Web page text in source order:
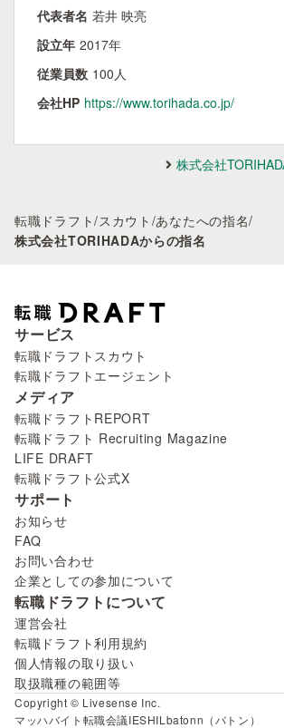
代表者名 若井 映亮
設立年 2017年
従業員数 100人
会社HP https://www.torihada.co.jp/
株式会社
転職ドラフト/スカウト /あなたへの指名/
株式会社TORIHADAからの指名
サービス
転職ドラフトスカウト
転職ドラフトエージェント
メディア
転職ドラフトREPORT
転職ドラフト Recruiting Magazine
LIFE DRAFT
転職ドラフト公式X
サポート
お知らせ
FAQ
お問い合わせ
企業としての参加について
転職ドラフトについて
運営会社
転職ドラフト利用規約
個人情報の取り扱い
取扱職種の範囲等
Copyright © Livesense Inc.
マッハバイト 転職会議IESHIL batonn（バトン）